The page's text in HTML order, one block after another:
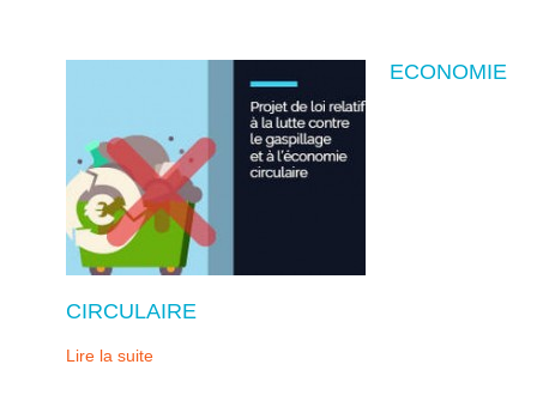
ECONOMIE
CIRCULAIRE
Lire la suite